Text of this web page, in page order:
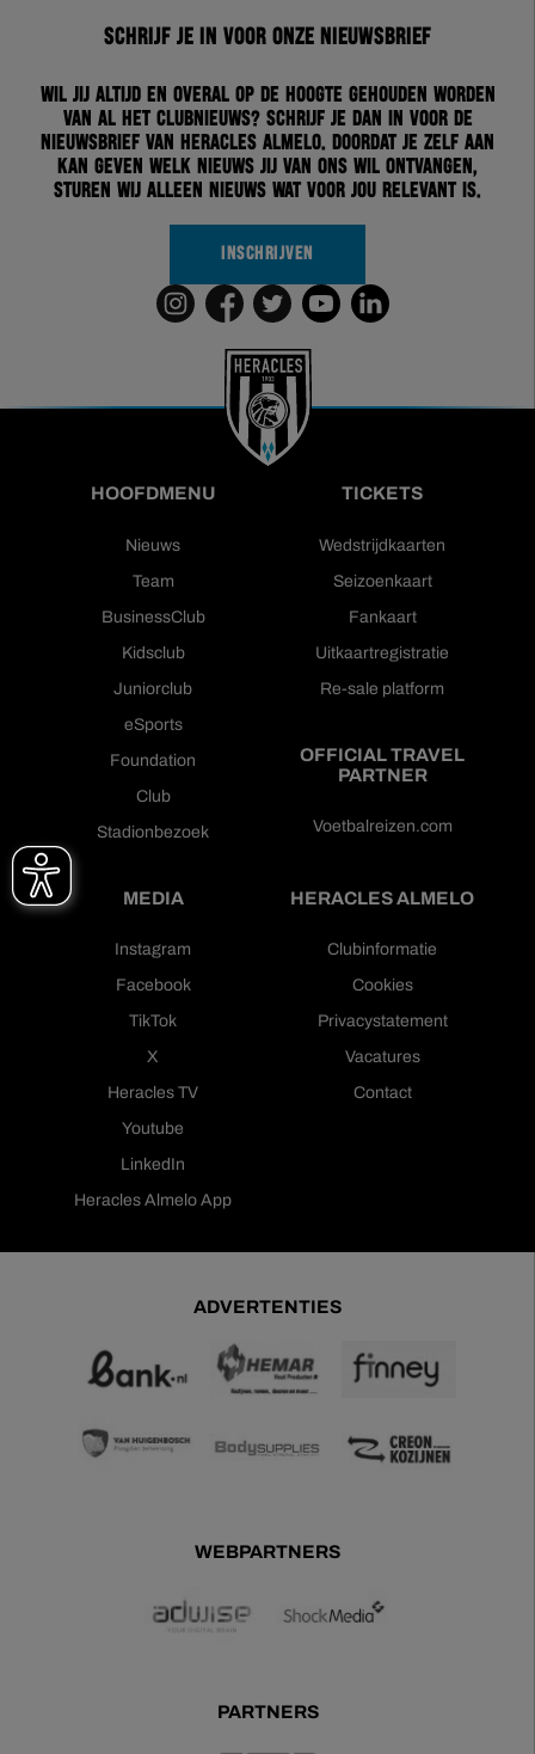
Schrijf je in voor onze nieuwsbrief
Wil jij altijd en overal op de hoogte gehouden worden
van al het clubnieuws? Schrijf je dan in voor de
nieuwsbrief van Heracles Almelo. Doordat je zelf aan
kan geven welk nieuws jij van ons wil ontvangen,
sturen wij alleen nieuws wat voor jou relevant is.
INSCHRIJVEN
HOOFDMENU
Nieuws
Team
BusinessClub
Kidsclub
Juniorclub
eSports
Foundation
Club
Stadionbezoek
TICKETS
Wedstrijdkaarten
Seizoenkaart
Fankaart
Uitkaartregistratie
Re-sale platform
OFFICIAL TRAVEL
PARTNER
Voetbalreizen.com
MEDIA
Instagram
Facebook
TikTok
X
Heracles TV
Youtube
LinkedIn
Heracles Almelo App
HERACLES ALMELO
Clubinformatie
Cookies
Privacystatement
Vacatures
Contact
ADVERTENTIES
WEBPARTNERS
PARTNERS